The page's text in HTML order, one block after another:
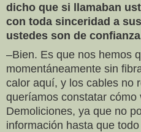
dicho que si llamaban
con toda sinceridad a
ustedes son de
–Bien. Es que nos hemos
momentáneamente sin
calor aquí, y los cables no
queríamos constatar
Demoliciones, ya que no
información hasta que